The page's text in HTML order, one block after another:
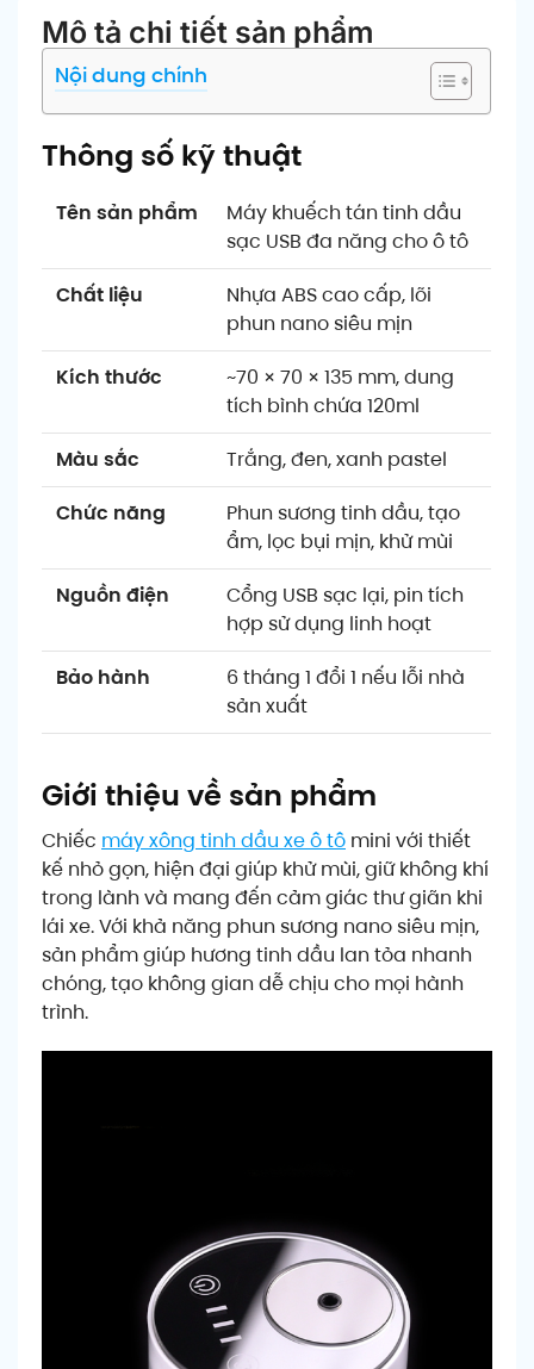
Mô tả chi tiết sản phẩm
Nội dung chính
Thông số kỹ thuật
Tên sản phẩm
Máy khuếch tán tinh dầu
sạc USB đa năng cho ô tô
Chất liệu
Nhựa ABS cao cấp, lõi
phun nano siêu mịn
Kích thước
~70 × 70 × 135 mm, dung
tích bình chứa 120ml
Màu sắc
Trắng, đen, xanh pastel
Chức năng
Phun sương tinh dầu, tạo
ẩm, lọc bụi mịn, khử mùi
Nguồn điện
Cổng USB sạc lại, pin tích
hợp sử dụng linh hoạt
Bảo hành
6 tháng 1 đổi 1 nếu lỗi nhà
sản xuất
Giới thiệu về sản phẩm
Chiếc máy xông tinh dầu xe ô tô mini với thiết
kế nhỏ gọn, hiện đại giúp khử mùi, giữ không khí
trong lành và mang đến cảm giác thư giãn khi
lái xe. Với khả năng phun sương nano siêu mịn,
sản phẩm giúp hương tinh dầu lan tỏa nhanh
chóng, tạo không gian dễ chịu cho mọi hành
trình.